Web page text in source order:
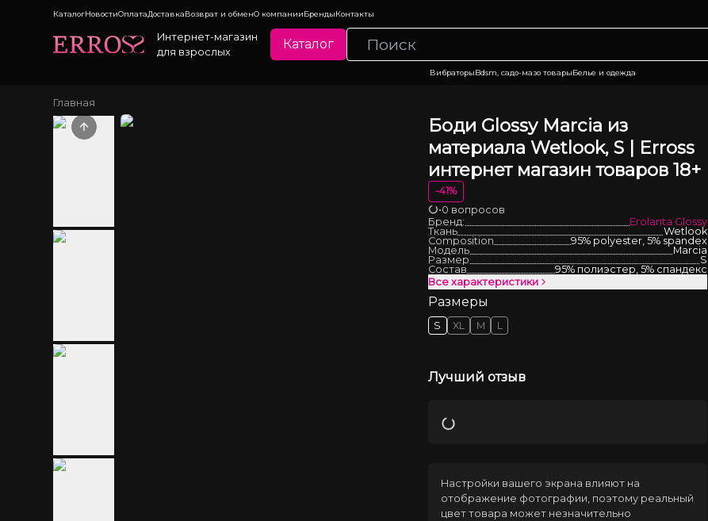
КаталогНовостиОплатаДоставкаВозврат и обменО компанииБрендыКонтакты
Интернет-магазин
для взрослых
Каталог
ВибраторыBdsm, садо-мазо товарыБелье и одежда
Главная
Previous slide
Боди Glossy Marcia из
материала Wetlook, S | Erross
интернет магазин товаров 18+
-41%
Загрузка
•0 вопросов
Бренд:
Erolanta Glossy
Ткань
Wetlook
Composition
95% polyester, 5% spandex
Модель
Marcia
Размер
S
Состав
95% полиэстер, 5% спандекс
Все характеристики
Размеры
S XL M L
Лучший отзыв
Загрузка
Настройки вашего экрана влияют на
отображение фотографии, поэтому реальный
цвет товара может незначительно